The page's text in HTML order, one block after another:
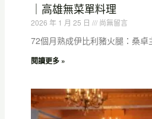
｜高雄無菜單料理
2026 年 1 月 25 日 尚無留言
72個月熟成伊比利豬火腿：桑卓
閱讀更多 »